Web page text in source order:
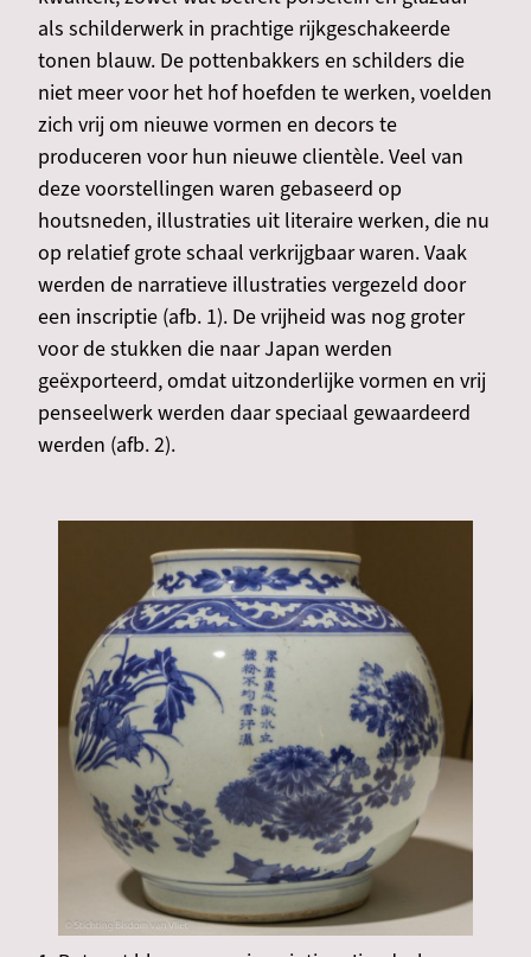
als schilderwerk in prachtige rijkgeschakeerde
tonen blauw. De pottenbakkers en schilders die
niet meer voor het hof hoefden te werken, voelden
zich vrij om nieuwe vormen en decors te
produceren voor hun nieuwe clientèle. Veel van
deze voorstellingen waren gebaseerd op
houtsneden, illustraties uit literaire werken, die nu
op relatief grote schaal verkrijgbaar waren. Vaak
werden de narratieve illustraties vergezeld door
een inscriptie (afb. 1). De vrijheid was nog groter
voor de stukken die naar Japan werden
geëxporteerd, omdat uitzonderlijke vormen en vrij
penseelwerk werden daar speciaal gewaardeerd
werden (afb. 2).